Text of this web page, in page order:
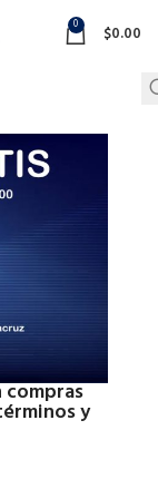
y
0 $0.00